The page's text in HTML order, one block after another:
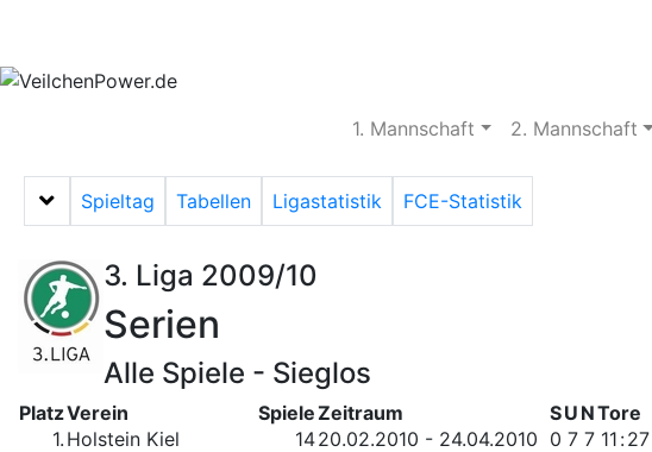
1. Mannschaft 2. Mannschaft
Menü auf-/zuklappen
Spieltag Tabellen Ligastatistik FCE-Statistik
3. Liga 2009/10
Serien
Alle Spiele - Sieglos
PlatzVerein SpieleZeitraum SU NTore
1. Holstein Kiel 1420.02.2010 - 24.04.2010 0 7 7 11 :27